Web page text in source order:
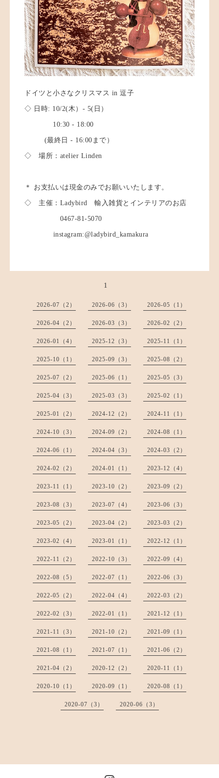
ドイツと小さなクリスマス in 逗子
◇ 日時: 10/2(木）- 5(日）
10:30 - 18:00
(最終日 - 16:00まで）
◇ 場所：atelier Linden
＊ お支払いは現金のみでお願いいたします。
◇ 主催：Ladybird 輸入雑貨とインテリアのお店
0467-81-5070
instagram:@ladybird_kamakura
1
2026-07（2） 2026-06（3） 2026-05（1）
2026-04（2） 2026-03（3） 2026-02（2）
2026-01（4） 2025-12（3） 2025-11（1）
2025-10（1） 2025-09（3） 2025-08（2）
2025-07（2） 2025-06（1） 2025-05（3）
2025-04（3） 2025-03（3） 2025-02（1）
2025-01（2） 2024-12（2） 2024-11（1）
2024-10（3） 2024-09（2） 2024-08（1）
2024-06（1） 2024-04（3） 2024-03（2）
2024-02（2） 2024-01（1） 2023-12（4）
2023-11（1） 2023-10（2） 2023-09（2）
2023-08（3） 2023-07（4） 2023-06（3）
2023-05（2） 2023-04（2） 2023-03（2）
2023-02（4） 2023-01（1） 2022-12（1）
2022-11（2） 2022-10（3） 2022-09（4）
2022-08（5） 2022-07（1） 2022-06（3）
2022-05（2） 2022-04（4） 2022-03（2）
2022-02（3） 2022-01（1） 2021-12（1）
2021-11（3） 2021-10（2） 2021-09（1）
2021-08（1） 2021-07（1） 2021-06（2）
2021-04（2） 2020-12（2） 2020-11（1）
2020-10（1） 2020-09（1） 2020-08（1）
2020-07（3） 2020-06（3）